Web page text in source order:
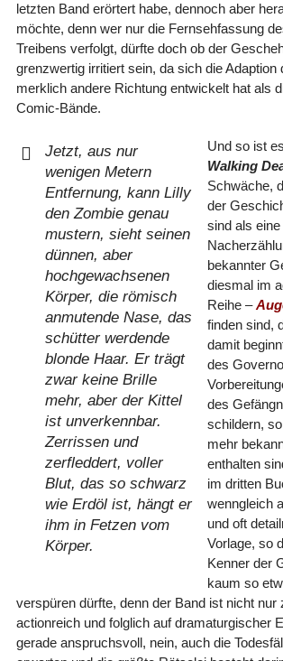
letzten Band erörtert habe, dennoch aber
möchte, denn wer nur die Fernsehfassung
Treibens verfolgt, dürfte doch ob der
grenzwertig irritiert sein, da sich die Adaption
merklich andere Richtung entwickelt hat als
Comic-Bände.
Jetzt, aus nur
wenigen Metern
Entfernung, kann Lilly
den Zombie genau
mustern, sieht seinen
dünnen, aber
hochgewachsenen
Körper, die römisch
anmutende Nase, das
schütter werdende
blonde Haar. Er trägt
zwar keine Brille
mehr, aber der Kittel
ist unverkennbar.
Zerrissen und
zerfleddert, voller
Blut, das so schwarz
wie Erdöl ist, hängt er
ihm in Fetzen vom
Körper.
Und so ist
Walking
Schwäche,
der
sind als
bekannter
diesmal im
Reihe –
finden sind,
damit
des
des
schildern,
mehr
enthalten
im dritten
wenngleich
und oft
Vorlage, so
Kenner der
kaum so
verspüren dürfte, denn der Band ist nicht nur
actionreich und folglich auf dramaturgischer
gerade anspruchsvoll, nein, auch die